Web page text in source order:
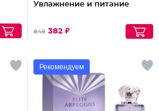
Увлажнение и питание
849 382 ₽
Рекомендуем